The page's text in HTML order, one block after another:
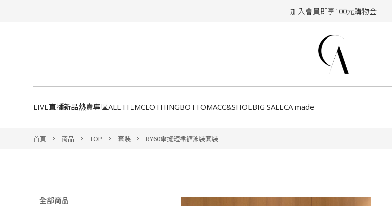
加入會員即享100元購物金
2026年新品大上架！把時髦變成日常
加入會員即享100元購物金
LIVE直播新品熱賣專區ALL ITEMCLOTHINGBOTTOMACC&SHOEBIG SALECA made
首頁 商品 TOP 套裝 RY60傘擺短裙褲泳裝套裝
全部商品